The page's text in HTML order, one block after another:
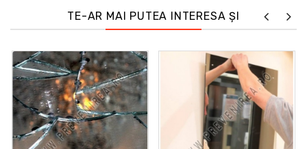
TE-AR MAI PUTEA INTERESA ȘI